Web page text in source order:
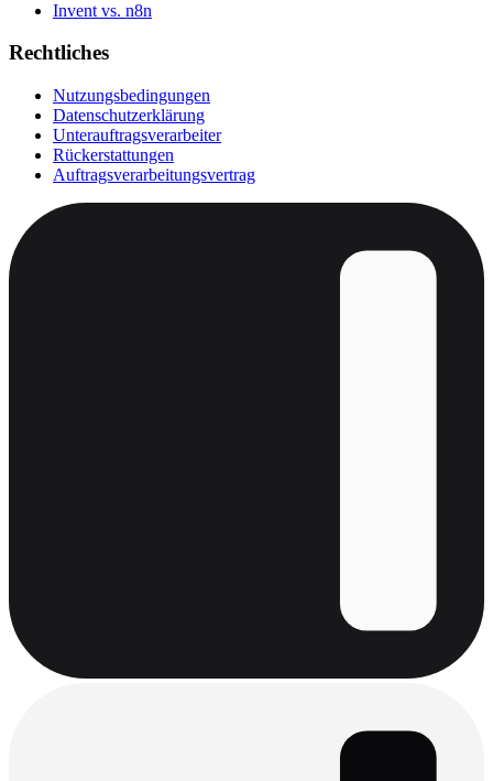
Invent vs. n8n
Rechtliches
Nutzungsbedingungen
Datenschutzerklärung
Unterauftragsverarbeiter
Rückerstattungen
Auftragsverarbeitungsvertrag